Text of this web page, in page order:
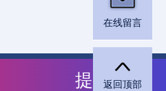
在线留言
返回顶部